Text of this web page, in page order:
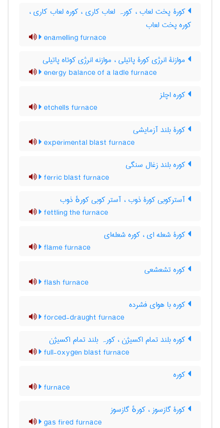
کورۀ پخت لعاب ، کورہ لعاب کاری ، کوره لعاب کاری ،
کوره پخت لعاب
enamelling furnace
موازنۀ انرژی کورۀ پاتیلی ، موازنه انرژی کوتاه پاتیلی
energy balance of a ladle furnace
کوره اچلز
etchells furnace
کورۀ بلند آزمایشی
experimental blast furnace
کوره بلند زغال سنگی
ferric blast furnace
آسترکوبی کورۀ ذوب ، آستر کوبی کورهٔ ذوب
fettling the furnace
کورۀ شعله ای ، کوره شعله‌ای
flame furnace
کوره تشعشعی
flash furnace
کوره با هوای فشرده
forced-draught furnace
کوره بلند تمام اکسیژن ، کورہ بلند تمام اکسیژن
full-oxygen blast furnace
کوره
furnace
کورۀ گازسوز ، کورهٔ گازسوز
gas fired furnace